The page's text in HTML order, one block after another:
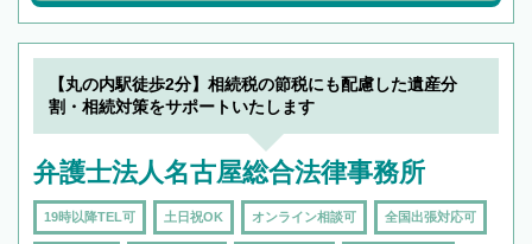
【丸の内駅徒歩2分】相続税の節税にも配慮した遺産分
割・相続対策をサポートいたします
弁護士法人名古屋総合法律事務所
19時以降TEL可 土日祝OK オンライン相談可 全国出張対応可